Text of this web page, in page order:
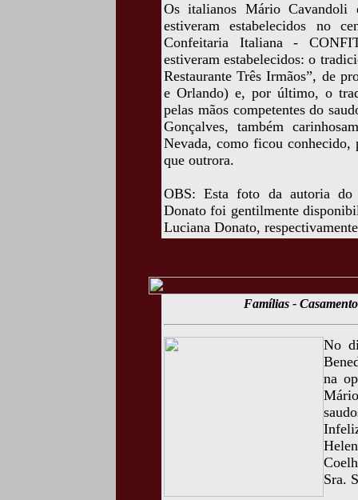
Os italianos Mário Cavandoli
estiveram estabelecidos no
Confeitaria Italiana -
estiveram estabelecidos: o
Restaurante Três Irmãos”, de
e Orlando) e, por último, o
pelas mãos competentes do
Gonçalves, também
Nevada, como ficou conhecido,
que outrora.
OBS: Esta foto da autoria do
Donato foi gentilmente
Luciana Donato,
Famílias -
No
na
Sra.